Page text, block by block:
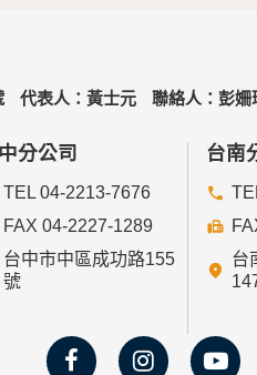
代表人：黃士元 聯絡人：彭姍
分公司
TEL 04-2213-7676
FAX 04-2227-1289
台中市中區成功路155
號
台南
台